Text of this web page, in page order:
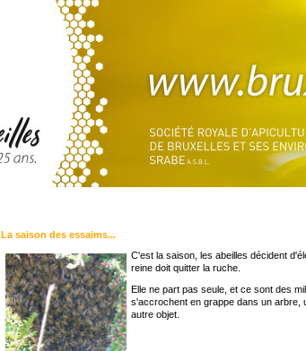
La saison des essaims...
C'est la saison, les abeilles décident
reine doit quitter la ruche.
Elle ne part pas seule, et ce sont des
s'accrochent en grappe dans un arbre,
autre objet.